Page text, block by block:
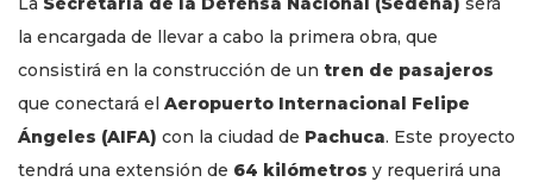
la encargada de llevar a cabo la primera obra, que
consistirá en la construcción de un tren de pasajeros
que conectará el Aeropuerto Internacional Felipe
Ángeles (AIFA) con la ciudad de Pachuca. Este proyecto
tendrá una extensión de 64 kilómetros y requerirá una